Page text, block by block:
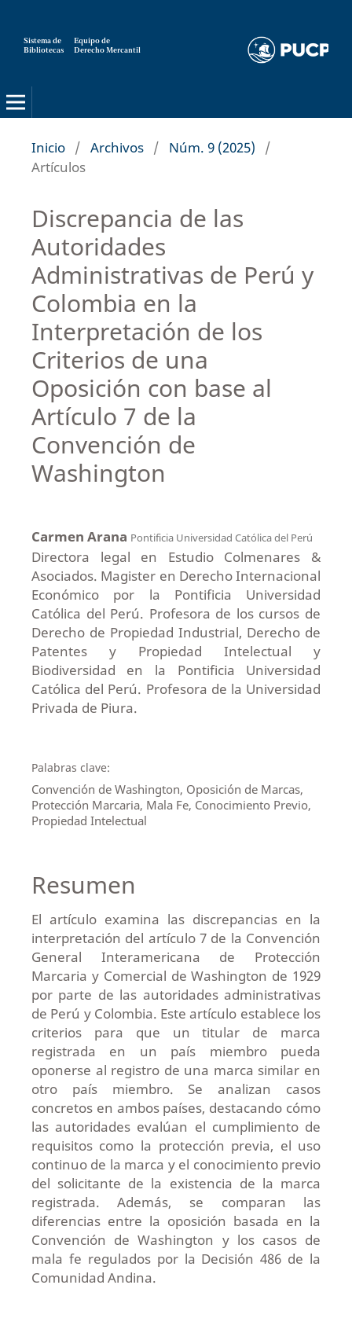
Sistema de
Bibliotecas
Equipo de
Derecho Mercantil
Inicio / Archivos / Núm. 9 (2025)
/
Artículos
Discrepancia de las
Autoridades
Administrativas de Perú y
Colombia en la
Interpretación de los
Criterios de una
Oposición con base al
Artículo 7 de la
Convención de
Washington
Carmen Arana Pontificia Universidad Católica del Perú
Directora legal en Estudio Colmenares &
Asociados. Magister en Derecho Internacional
Económico por la Pontificia Universidad
Católica del Perú. Profesora de los cursos de
Derecho de Propiedad Industrial, Derecho de
Patentes y Propiedad Intelectual y
Biodiversidad en la Pontificia Universidad
Católica del Perú. Profesora de la Universidad
Privada de Piura.
Palabras clave:
Convención de Washington, Oposición de Marcas,
Protección Marcaria, Mala Fe, Conocimiento Previo,
Propiedad Intelectual
Resumen
El artículo examina las discrepancias en la
interpretación del artículo 7 de la Convención
General Interamericana de Protección
Marcaria y Comercial de Washington de 1929
por parte de las autoridades administrativas
de Perú y Colombia. Este artículo establece los
criterios para que un titular de marca
registrada en un país miembro pueda
oponerse al registro de una marca similar en
otro país miembro. Se analizan casos
concretos en ambos países, destacando cómo
las autoridades evalúan el cumplimiento de
requisitos como la protección previa, el uso
continuo de la marca y el conocimiento previo
del solicitante de la existencia de la marca
registrada. Además, se comparan las
diferencias entre la oposición basada en la
Convención de Washington y los casos de
mala fe regulados por la Decisión 486 de la
Comunidad Andina.